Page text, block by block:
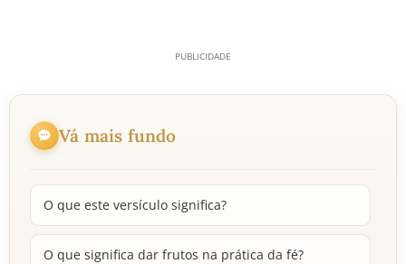
Vá mais fundo
O que este versículo significa?
O que significa dar frutos na prática da fé?